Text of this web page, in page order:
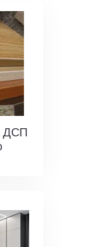
ДСП